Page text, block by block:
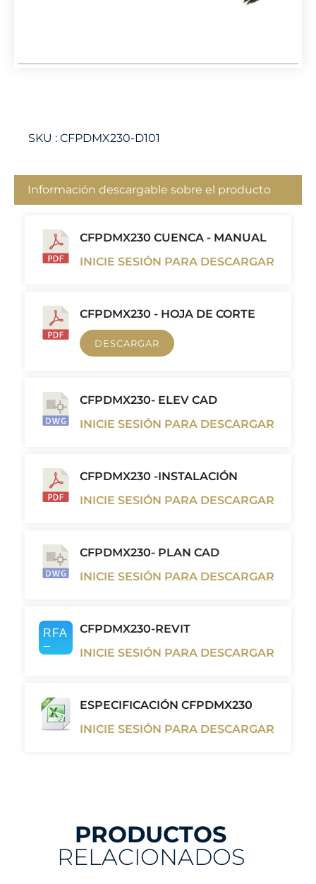
SKU : CFPDMX230-D101
Información descargable sobre el producto
CFPDMX230 CUENCA - MANUAL
INICIE SESIÓN PARA DESCARGAR
CFPDMX230 - HOJA DE CORTE
DESCARGAR
CFPDMX230- ELEV CAD
INICIE SESIÓN PARA DESCARGAR
CFPDMX230 -INSTALACIÓN
INICIE SESIÓN PARA DESCARGAR
CFPDMX230- PLAN CAD
INICIE SESIÓN PARA DESCARGAR
CFPDMX230-REVIT
INICIE SESIÓN PARA DESCARGAR
ESPECIFICACIÓN CFPDMX230
INICIE SESIÓN PARA DESCARGAR
PRODUCTOS
RELACIONADOS